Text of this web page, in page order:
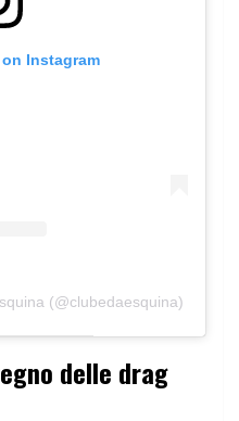
Instagram
(@clubedaesquina)
delle drag